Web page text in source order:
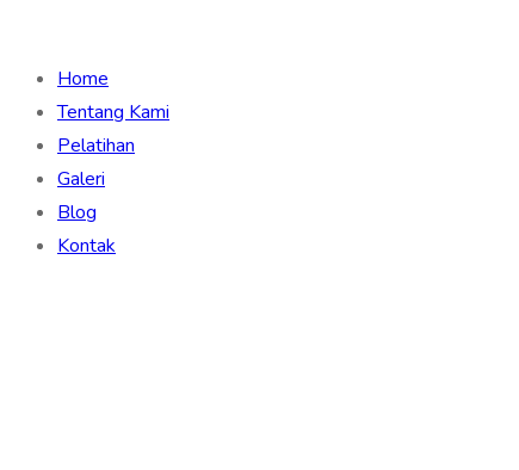
Home
Tentang Kami
Pelatihan
Galeri
Blog
Kontak